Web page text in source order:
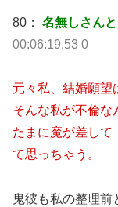
80： 名無しさん
00:06:19.53 0
元々私、結婚願望
そんな私が不倫な
たまに魔が差して
て思っちゃう。
鬼彼も私の整理前